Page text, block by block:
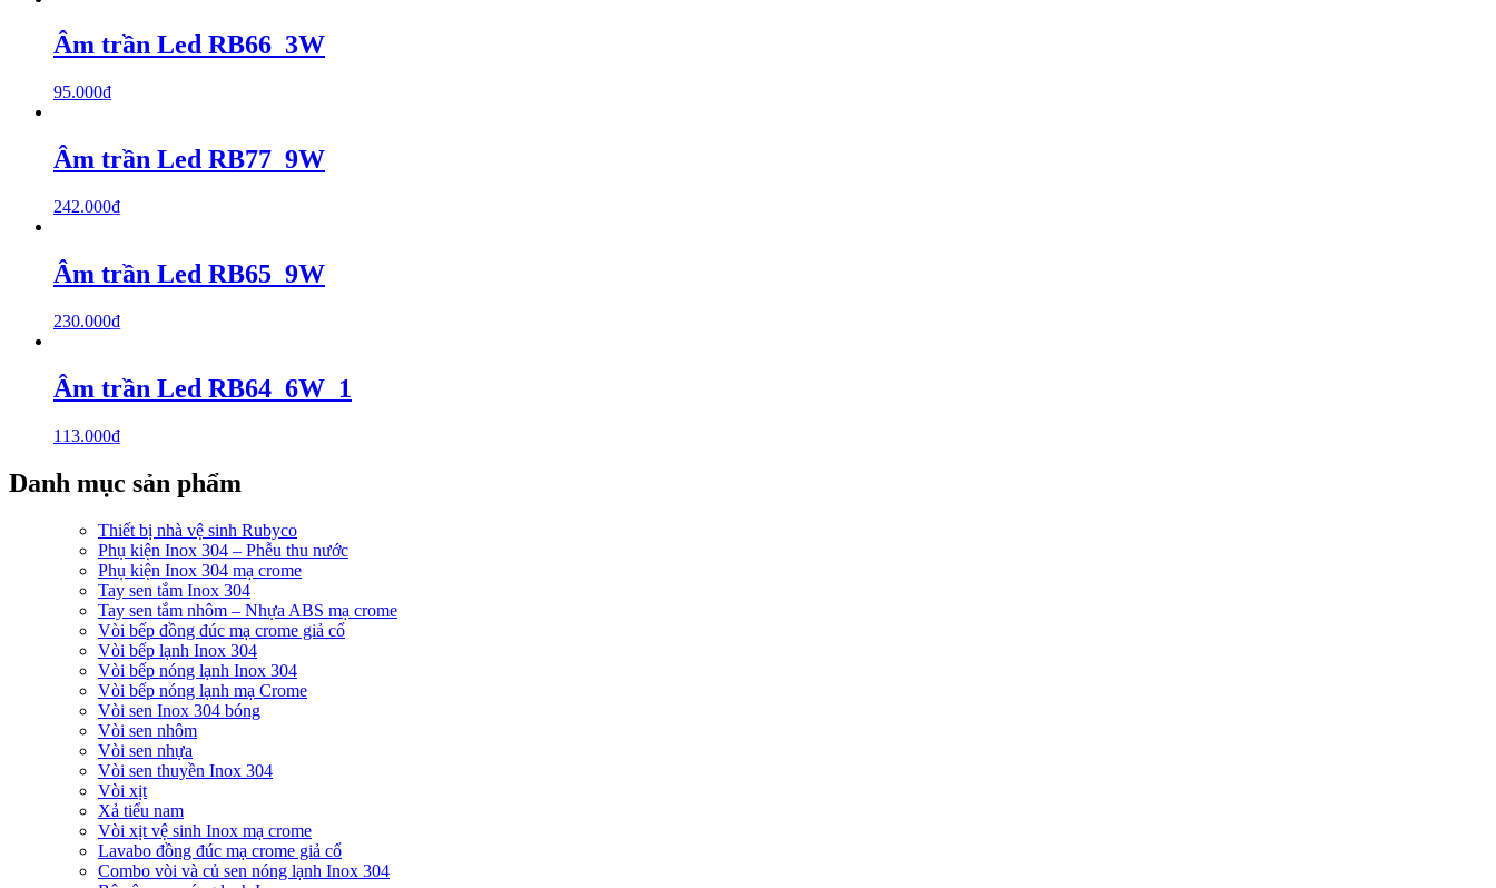
Âm trần Led RB66_3W
95.000₫
Âm trần Led RB77_9W
242.000₫
Âm trần Led RB65_9W
230.000₫
Âm trần Led RB64_6W_1
113.000₫
Danh mục sản phẩm
Thiết bị nhà vệ sinh Rubyco
Phụ kiện Inox 304 – Phễu thu nước
Phụ kiện Inox 304 mạ crome
Tay sen tắm Inox 304
Tay sen tắm nhôm – Nhựa ABS mạ crome
Vòi bếp đồng đúc mạ crome giả cổ
Vòi bếp lạnh Inox 304
Vòi bếp nóng lạnh Inox 304
Vòi bếp nóng lạnh mạ Crome
Vòi sen Inox 304 bóng
Vòi sen nhôm
Vòi sen nhựa
Vòi sen thuyền Inox 304
Vòi xịt
Xả tiểu nam
Vòi xịt vệ sinh Inox mạ crome
Lavabo đồng đúc mạ crome giả cổ
Combo vòi và củ sen nóng lạnh Inox 304